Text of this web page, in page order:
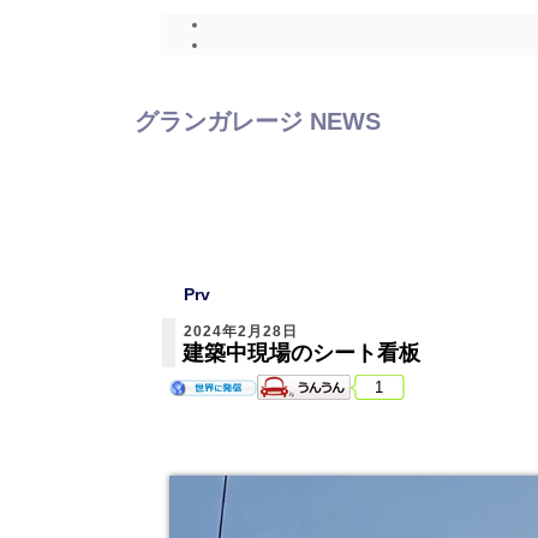
グランガレージ NEWS
Prv
2024年2月28日
建築中現場のシート看板
1